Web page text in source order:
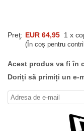
Preţ: EUR 64,95 1 x
(În coș pentru
Acest produs va fi în
Doriți să primiți un e-